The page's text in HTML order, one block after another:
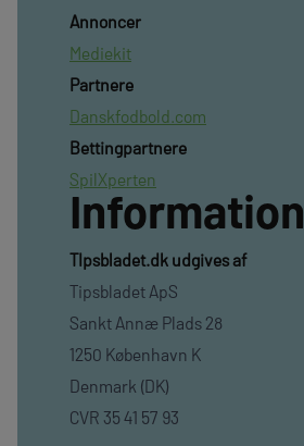
Annoncer
Mediekit
Partnere
Danskfodbold.com
Bettingpartnere
SpilXperten
Information
TIpsbladet.dk udgives af
Tipsbladet ApS
Sankt Annæ Plads 28
1250 København K
Denmark (DK)
CVR 35 41 57 93